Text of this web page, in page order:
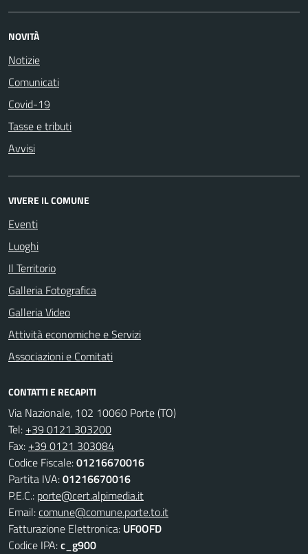
NOVITÀ
Notizie
Comunicati
Covid-19
Tasse e tributi
Avvisi
VIVERE IL COMUNE
Eventi
Luoghi
Il Territorio
Galleria Fotografica
Galleria Video
Attività economiche e Servizi
Associazioni e Comitati
CONTATTI E RECAPITI
Via Nazionale, 102 10060 Porte (TO)
Tel: +39 0121 303200
Fax: +39 0121 303084
Codice Fiscale:01216670016
Partita IVA:01216670016
P.E.C.: porte@cert.alpimedia.it
Email:comune@comune.porte.to.it
Fatturazione Elettronica: UF0OFD
Codice IPA:c_g900